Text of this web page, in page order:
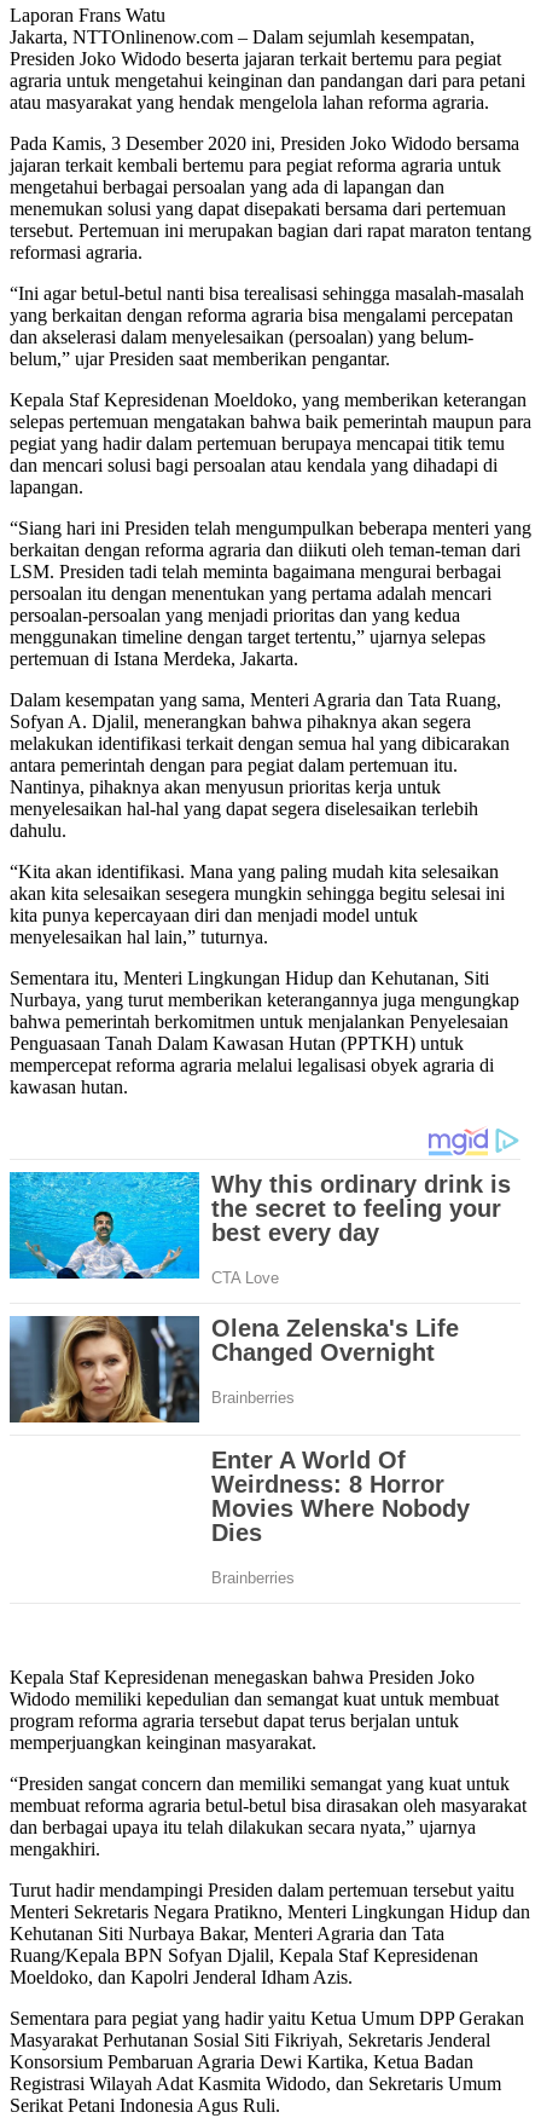
Laporan Frans Watu
Jakarta, NTTOnlinenow.com – Dalam sejumlah kesempatan,
Presiden Joko Widodo beserta jajaran terkait bertemu para pegiat
agraria untuk mengetahui keinginan dan pandangan dari para petani
atau masyarakat yang hendak mengelola lahan reforma agraria.
Pada Kamis, 3 Desember 2020 ini, Presiden Joko Widodo bersama
jajaran terkait kembali bertemu para pegiat reforma agraria untuk
mengetahui berbagai persoalan yang ada di lapangan dan
menemukan solusi yang dapat disepakati bersama dari pertemuan
tersebut. Pertemuan ini merupakan bagian dari rapat maraton tentang
reformasi agraria.
“Ini agar betul-betul nanti bisa terealisasi sehingga masalah-masalah
yang berkaitan dengan reforma agraria bisa mengalami percepatan
dan akselerasi dalam menyelesaikan (persoalan) yang belum-
belum,” ujar Presiden saat memberikan pengantar.
Kepala Staf Kepresidenan Moeldoko, yang memberikan keterangan
selepas pertemuan mengatakan bahwa baik pemerintah maupun para
pegiat yang hadir dalam pertemuan berupaya mencapai titik temu
dan mencari solusi bagi persoalan atau kendala yang dihadapi di
lapangan.
“Siang hari ini Presiden telah mengumpulkan beberapa menteri yang
berkaitan dengan reforma agraria dan diikuti oleh teman-teman dari
LSM. Presiden tadi telah meminta bagaimana mengurai berbagai
persoalan itu dengan menentukan yang pertama adalah mencari
persoalan-persoalan yang menjadi prioritas dan yang kedua
menggunakan timeline dengan target tertentu,” ujarnya selepas
pertemuan di Istana Merdeka, Jakarta.
Dalam kesempatan yang sama, Menteri Agraria dan Tata Ruang,
Sofyan A. Djalil, menerangkan bahwa pihaknya akan segera
melakukan identifikasi terkait dengan semua hal yang dibicarakan
antara pemerintah dengan para pegiat dalam pertemuan itu.
Nantinya, pihaknya akan menyusun prioritas kerja untuk
menyelesaikan hal-hal yang dapat segera diselesaikan terlebih
dahulu.
“Kita akan identifikasi. Mana yang paling mudah kita selesaikan
akan kita selesaikan sesegera mungkin sehingga begitu selesai ini
kita punya kepercayaan diri dan menjadi model untuk
menyelesaikan hal lain,” tuturnya.
Sementara itu, Menteri Lingkungan Hidup dan Kehutanan, Siti
Nurbaya, yang turut memberikan keterangannya juga mengungkap
bahwa pemerintah berkomitmen untuk menjalankan Penyelesaian
Penguasaan Tanah Dalam Kawasan Hutan (PPTKH) untuk
mempercepat reforma agraria melalui legalisasi obyek agraria di
kawasan hutan.
Kepala Staf Kepresidenan menegaskan bahwa Presiden Joko
Widodo memiliki kepedulian dan semangat kuat untuk membuat
program reforma agraria tersebut dapat terus berjalan untuk
memperjuangkan keinginan masyarakat.
“Presiden sangat concern dan memiliki semangat yang kuat untuk
membuat reforma agraria betul-betul bisa dirasakan oleh masyarakat
dan berbagai upaya itu telah dilakukan secara nyata,” ujarnya
mengakhiri.
Turut hadir mendampingi Presiden dalam pertemuan tersebut yaitu
Menteri Sekretaris Negara Pratikno, Menteri Lingkungan Hidup dan
Kehutanan Siti Nurbaya Bakar, Menteri Agraria dan Tata
Ruang/Kepala BPN Sofyan Djalil, Kepala Staf Kepresidenan
Moeldoko, dan Kapolri Jenderal Idham Azis.
Sementara para pegiat yang hadir yaitu Ketua Umum DPP Gerakan
Masyarakat Perhutanan Sosial Siti Fikriyah, Sekretaris Jenderal
Konsorsium Pembaruan Agraria Dewi Kartika, Ketua Badan
Registrasi Wilayah Adat Kasmita Widodo, dan Sekretaris Umum
Serikat Petani Indonesia Agus Ruli.